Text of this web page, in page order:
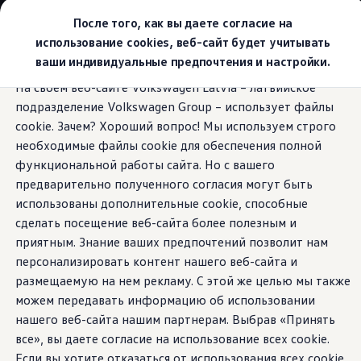
После того, как вы даете согласие на
использование cookies, веб-сайт будет учитывать
ваши индивидуальные предпочтения и настройки.
На своем веб-сайте Volkswagen Latvia – латвийское
подразделение Volkswagen Group – использует файлы
cookie. Зачем? Хороший вопрос! Мы используем строго
необходимые файлы cookie для обеспечения полной
функциональной работы сайта. Но с вашего
предварительно полученного согласия могут быть
использованы дополнительные cookie, способные
сделать посещение веб-сайта более полезным и
приятным. Знание ваших предпочтений позволит нам
персонализировать контент нашего веб-сайта и
размещаемую на нем рекламу. С этой же целью мы также
можем передавать информацию об использовании
нашего веб-сайта нашим партнерам. Выбрав «Принять
все», вы даете согласие на использование всех cookie.
Если вы хотите отказаться от использования всех cookie,
основному
содержанию
нижнему
колонтитулу
Выбери свой Volkswagen
Модельный ряд
Новый ID.Cross
Открой для себя семейство внедорожников
Предложения и услуги
Юбилейное предложение
Автомобильный онлайн-магазин Volkswagen
Обмен автомобилей
Лизинг Volkswagen
Гарантия
Бесплатная регистрация для вашего нового
Взаимодействие в сети простыми словами
VW Connect
Активация
Все службы
VW Connect для Вашего ID.
Обновления (Upgrades)
Car-Net
App-Connect
Fleet Interface Data
O Volkswagen
Получи больше
Владельцы и услуги
Зарядка и запас хода на электротяге
Быстрая
зарядка.Дальние
поездки.